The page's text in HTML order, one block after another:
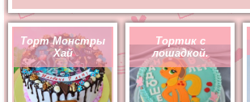
Торт Монстры
Хай
Тортик с
лошадкой.